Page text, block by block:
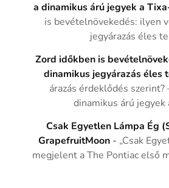
a dinamikus árú jegyek a
is bevételnövekedés: ilyen
jegyárazás éles
Zord időkben is
dinamikus jegyárazás éles
árazás érdeklődés szerint?
dinamikus árú jegyek
Csak Egyetlen Lámpa Ég
GrapefruitMoon - „Csak
megjelent a The Pontiac első